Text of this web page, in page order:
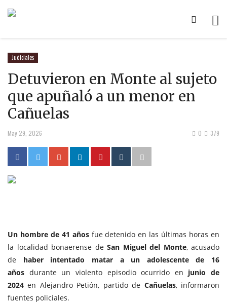
Judiciales
Detuvieron en Monte al sujeto
que apuñaló a un menor en
Cañuelas
May 29, 2026 379
0
Un hombre de 41 añosfue detenido en las últimas horas en
la localidad bonaerense deSan Miguel del Monte, acusado
de haber intentado matar a un adolescente de 16
años durante un violento episodio ocurrido en junio de
2024 en Alejandro Petión, partido de Cañuelas, informaron
fuentes policiales.